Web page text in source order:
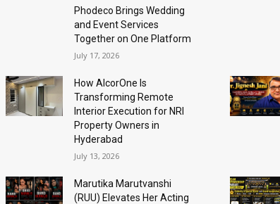
Phodeco Brings Wedding
and Event Services
Together on One Platform
July 17, 2026
How AlcorOne Is
Transforming Remote
Interior Execution for NRI
Property Owners in
Hyderabad
July 13, 2026
Marutika Marutvanshi
(RUU) Elevates Her Acting